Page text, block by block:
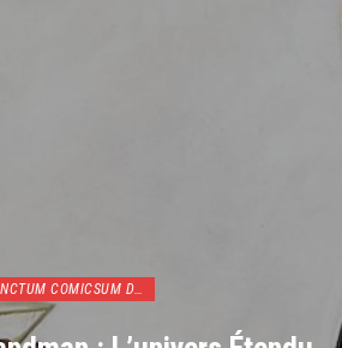
SANCTUM COMICSUM DE MATTHIEU